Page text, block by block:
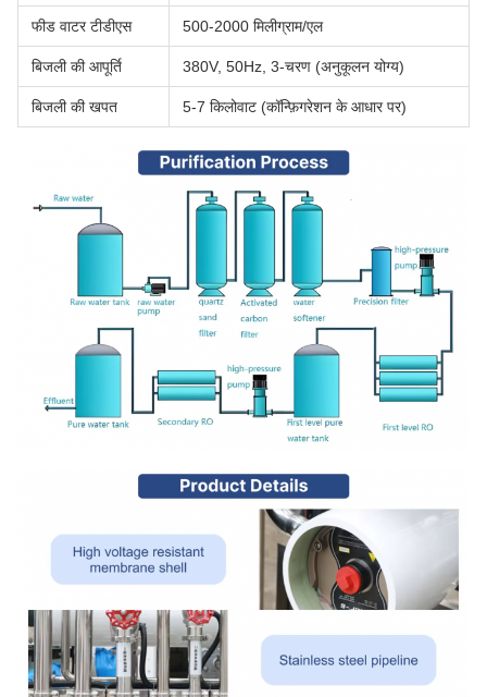
फीड वाटर टीडीएस 500-2000 मिलीग्राम/एल
बिजली की आपूर्ति 380V, 50Hz, 3-चरण (अनुकूलन योग्य)
बिजली की खपत 5-7 किलोवाट (कॉन्फ़िगरेशन के आधार पर)